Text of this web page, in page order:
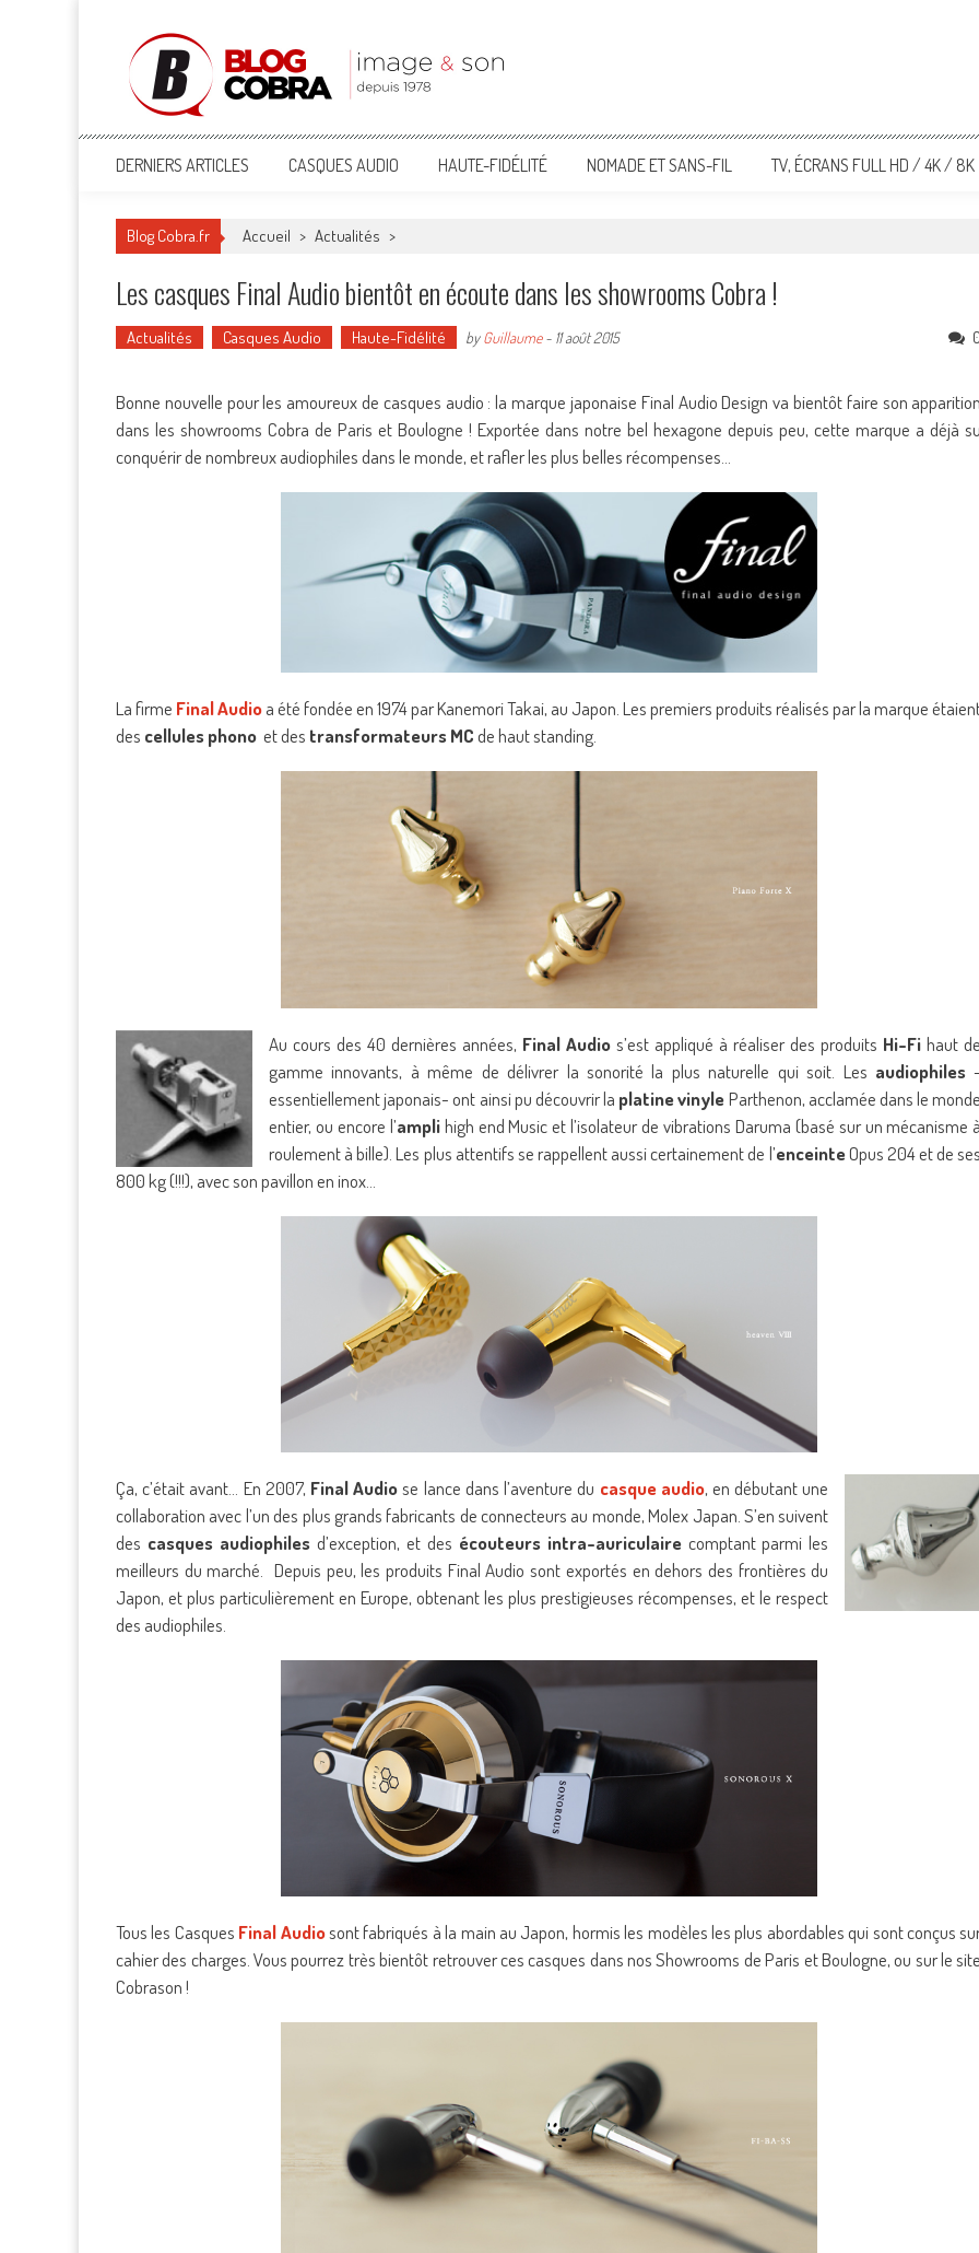
Blog Cobra
Toute l'actu Image & Son !
DERNIERS ARTICLES CASQUES AUDIO HAUTE-FIDÉLITÉ NOMADE ET SANS-FIL TV, ÉCRANS FULL HD / 4K / 8K
Blog Cobra.fr Accueil > Actualités >
Les casques Final Audio bientôt en écoute dans les showrooms Cobra !
Actualités Casques Audio Haute-Fidélité byGuillaume- 11 août 2015
Bonne nouvelle pour les amoureux de casques audio : la marque japonaise Final Audio Design va bientôt faire son
dans les showrooms Cobra de Paris et Boulogne ! Exportée dans notre bel hexagone depuis peu, cette marque a déjà
conquérir de nombreux audiophiles dans le monde, et rafler les plus belles récompenses…
La firme Final Audioa été fondée en 1974 par Kanemori Takai, au Japon. Les premiers produits réalisés par la marque
des cellules phono et des transformateurs MCde haut standing.
Au cours des 40 dernières années, Final Audio s’est appliqué à réaliser des produits Hi-Fi haut
gamme innovants, à même de délivrer la sonorité la plus naturelle qui soit. Les audiophiles
essentiellement japonais- ont ainsi pu découvrir la platine vinyleParthenon, acclamée dans le
entier, ou encore l’amplihigh end Music et l’isolateur de vibrations Daruma (basé sur un mécanisme
roulement à bille). Les plus attentifs se rappellent aussi certainement de l’enceinteOpus 204 et de
800 kg (!!!), avec son pavillon en inox…
Ça, c’était avant… En 2007, Final Audiose lance dans l’aventure du casque audio, en débutant une
collaboration avec l’un des plus grands fabricants de connecteurs au monde, Molex Japan. S’en suivent
des casques audiophilesd’exception, et des écouteurs intra-auriculairecomptant parmi les
meilleurs du marché. Depuis peu, les produits Final Audio sont exportés en dehors des frontières du
Japon, et plus particulièrement en Europe, obtenant les plus prestigieuses récompenses, et le respect
des audiophiles.
Tous les Casques Final Audiosont fabriqués à la main au Japon, hormis les modèles les plus abordables qui sont conçus
cahier des charges. Vous pourrez très bientôt retrouver ces casques dans nos Showrooms de Paris et Boulogne, ou sur le
Cobrason !